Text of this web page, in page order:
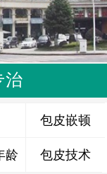
治
龄
包皮嵌顿
包皮技术